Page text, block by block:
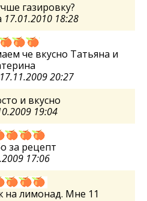
газировку?
17.01.2010 18:28
че вкусно Татьяна и
17.11.2009 20:27
и вкусно
19:04
за рецепт
17:06
на лимонад. Мне 11